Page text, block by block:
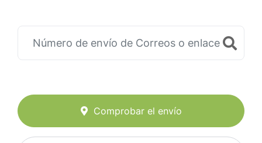
Comprobar el envío